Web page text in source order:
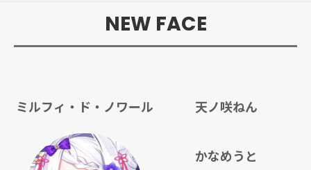
NEW FACE
ミルフィ・ド・ノワール 天ノ咲ねん
かなめうと